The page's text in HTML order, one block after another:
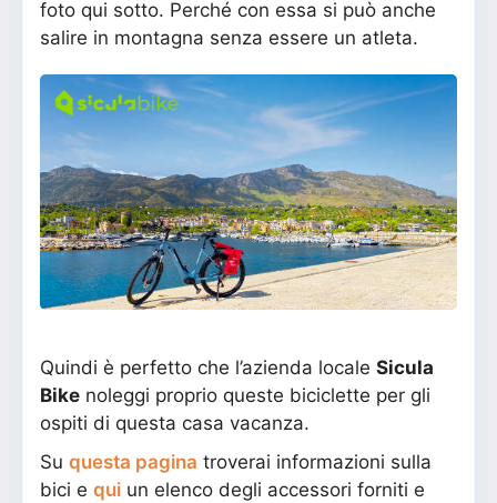
foto qui sotto. Perché con essa si può anche
salire in montagna senza essere un atleta.
Quindi è perfetto che l’azienda locale Sicula
Bike noleggi proprio queste biciclette per gli
ospiti di questa casa vacanza.
Su questa pagina troverai informazioni sulla
bici e qui un elenco degli accessori forniti e